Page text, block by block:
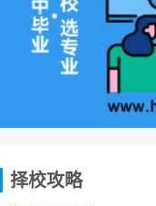
择校攻略